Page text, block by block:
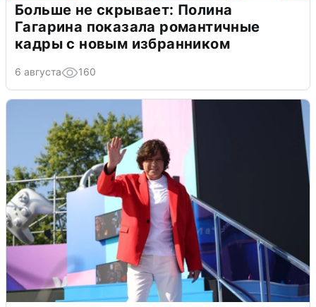
Больше не скрывает: Полина
Гагарина показала романтичные
кадры с новым избранником
6 августа 160